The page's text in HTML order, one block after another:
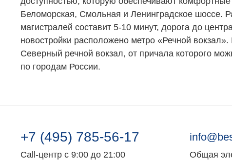
Беломорская, Смольная и Ленинградское шоссе.
магистралей составит 5-10 минут, дорога до
новостройки расположено метро «Речной
Северный речной вокзал, от причала которого
по городам России.
+7 (495) 785-56-17
Call-центр с 9:00 до 21:00 Общая